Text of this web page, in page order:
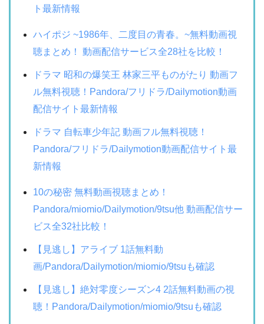
ト最新情報
ハイポジ ~1986年、二度目の青春。~無料動画視
聴まとめ！ 動画配信サービス全28社を比較！
ドラマ 昭和の爆笑王 林家三平ものがたり 動画フ
ル無料視聴！Pandora/フリドラ/Dailymotion動画
配信サイト最新情報
ドラマ 自転車少年記 動画フル無料視聴！
Pandora/フリドラ/Dailymotion動画配信サイト最
新情報
10の秘密 無料動画視聴まとめ！
Pandora/miomio/Dailymotion/9tsu他 動画配信サー
ビス全32社比較！
【見逃し】アライブ 1話無料動
画/Pandora/Dailymotion/miomio/9tsuも確認
【見逃し】絶対零度シーズン4 2話無料動画の視
聴！Pandora/Dailymotion/miomio/9tsuも確認